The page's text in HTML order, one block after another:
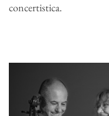
concertistica.